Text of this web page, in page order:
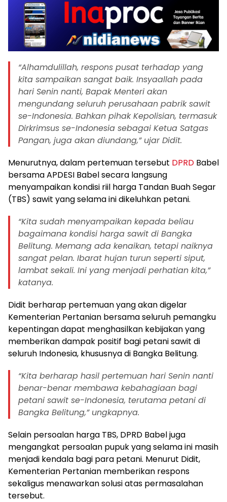
“Alhamdulillah, respons pusat terhadap yang
kita sampaikan sangat baik. Insyaallah pada
hari Senin nanti, Bapak Menteri akan
mengundang seluruh perusahaan pabrik sawit
se-Indonesia. Bahkan pihak Kepolisian, termasuk
Dirkrimsus se-Indonesia sebagai Ketua Satgas
Pangan, juga akan diundang,” ujar Didit.
Menurutnya, dalam pertemuan tersebut DPRD Babel
bersama APDESI Babel secara langsung
menyampaikan kondisi riil harga Tandan Buah Segar
(TBS) sawit yang selama ini dikeluhkan petani.
“Kita sudah menyampaikan kepada beliau
bagaimana kondisi harga sawit di Bangka
Belitung. Memang ada kenaikan, tetapi naiknya
sangat pelan. Ibarat hujan turun seperti siput,
lambat sekali. Ini yang menjadi perhatian kita,”
katanya.
Didit berharap pertemuan yang akan digelar
Kementerian Pertanian bersama seluruh pemangku
kepentingan dapat menghasilkan kebijakan yang
memberikan dampak positif bagi petani sawit di
seluruh Indonesia, khususnya di Bangka Belitung.
“Kita berharap hasil pertemuan hari Senin nanti
benar-benar membawa kebahagiaan bagi
petani sawit se-Indonesia, terutama petani di
Bangka Belitung,” ungkapnya.
Selain persoalan harga TBS, DPRD Babel juga
mengangkat persoalan pupuk yang selama ini masih
menjadi kendala bagi para petani. Menurut Didit,
Kementerian Pertanian memberikan respons
sekaligus menawarkan solusi atas permasalahan
tersebut.